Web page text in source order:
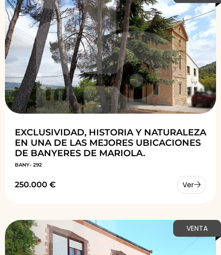
EXCLUSIVIDAD, HISTORIA Y NATURALEZA
EN UNA DE LAS MEJORES UBICACIONES
DE BANYERES DE MARIOLA.
BANY- 292
250.000 € Ver
VENTA